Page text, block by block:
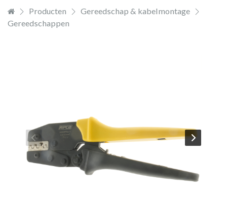
Producten
Gereedschap & kabelmontage
Gereedschappen